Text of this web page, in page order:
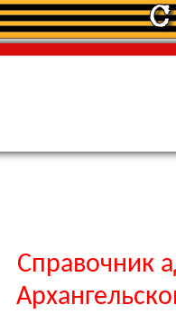
Справочник